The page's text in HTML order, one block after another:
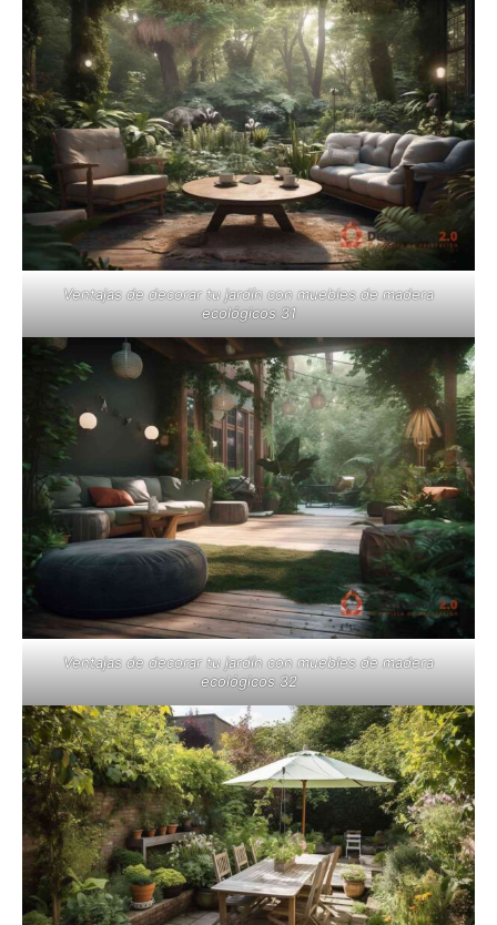
Ventajas de decorar tu jardín con muebles de madera
ecológicos 31
Ventajas de decorar tu jardín con muebles de madera
ecológicos 32